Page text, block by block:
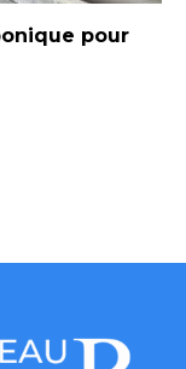
pour